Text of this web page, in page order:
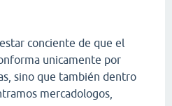
conciente de que el
unicamente por
sino que también dentro
mercadologos,